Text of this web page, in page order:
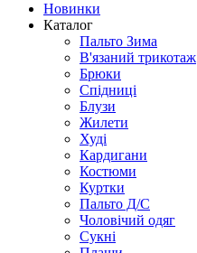
Новинки
Каталог
Пальто Зима
В'язаний трикотаж
Брюки
Спідниці
Блузи
Жилети
Худі
Кардигани
Костюми
Куртки
Пальто Д/С
Чоловічий одяг
Сукні